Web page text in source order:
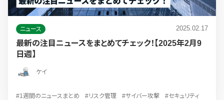
ニュース 2025.02.17
最新の注目ニュースをまとめてチェック！【2025年2月9
日週】
ケイ
#1週間のニュースまとめ #リスク管理 #サイバー攻撃 #セキュリティ